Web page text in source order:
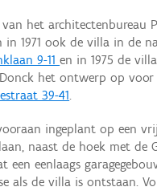
van het architectenbureau
1971 ook de villa in de
9-11en in 1975 de
het ontwerp op
39-41.
ingeplant op een
naast de hoek met de
een eenlaags
als de villa is ontstaan.